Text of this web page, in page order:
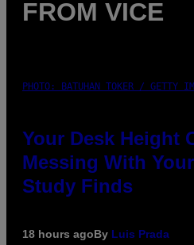
FROM VICE
PHOTO: BATUHAN TOKER / GETTY
Your Desk Height
Messing With
Study Finds
18 hours agoBy Luis Prada